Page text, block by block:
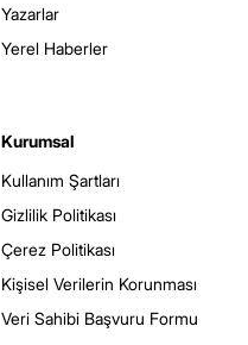
Yazarlar
Yerel Haberler
Kurumsal
Kullanım Şartları
Gizlilik Politikası
Çerez Politikası
Kişisel Verilerin Korunması
Veri Sahibi Başvuru Formu